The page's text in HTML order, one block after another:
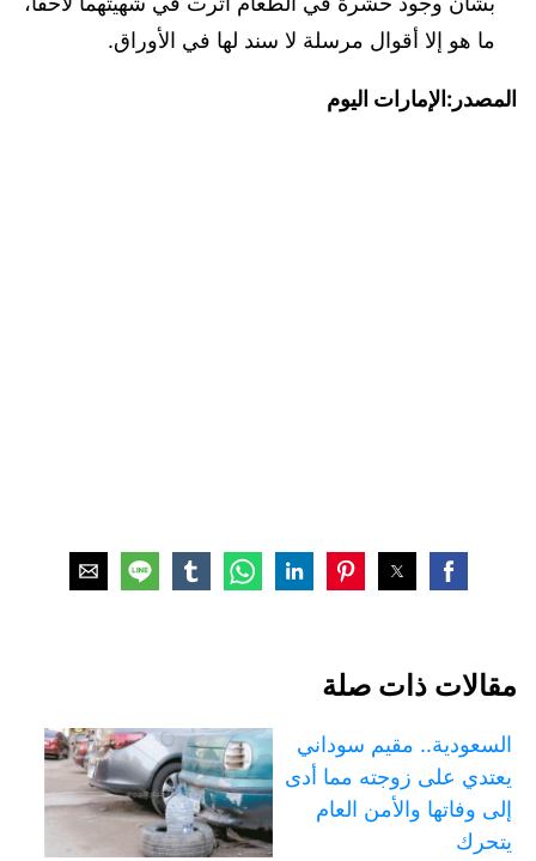
ما هو إلا أقوال مرسلة لا سند لها في الأوراق.
المصدر:الإمارات اليوم
مقالات ذات صلة
السعودية.. مقيم سوداني
يعتدي على زوجته مما أدى
إلى وفاتها والأمن العام
يتحرك